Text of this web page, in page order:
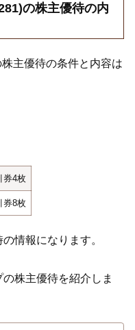
の株主優待の内
主優待の条件と内容は
券4枚
券8枚
情報になります。
株主優待を紹介しま